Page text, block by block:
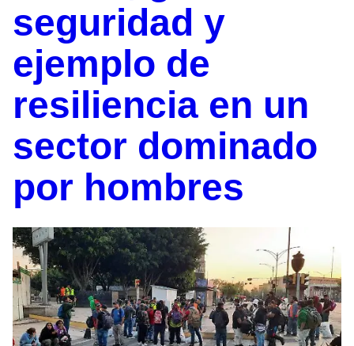
seguridad y
ejemplo de
resiliencia en un
sector dominado
por hombres